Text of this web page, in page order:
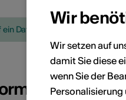
ein Datum, um die
Wir
Wir setzen auf
damit Sie diese
wenn Sie der
Personalisierung